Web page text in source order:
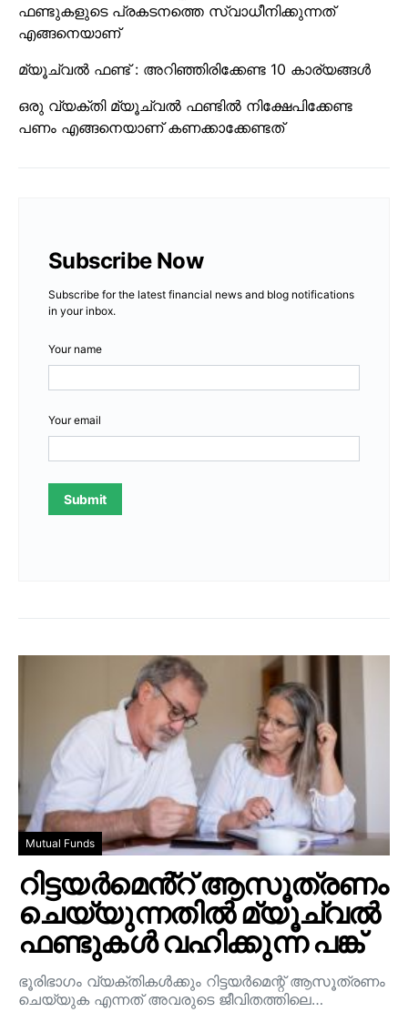
ഫണ്ടുകളുടെ പ്രകടനത്തെ സ്വാധീനിക്കുന്നത്
എങ്ങനെയാണ്
മ്യൂച്വൽ ഫണ്ട് : അറിഞ്ഞിരിക്കേണ്ട 10 കാര്യങ്ങൾ
ഒരു വ്യക്തി മ്യൂച്വൽ ഫണ്ടിൽ നിക്ഷേപിക്കേണ്ട
പണം എങ്ങനെയാണ് കണക്കാക്കേണ്ടത്
Subscribe Now
Subscribe for the latest financial news and blog notifications
in your inbox.
Your name
Your email
Mutual Funds
റിട്ടയർമെൻ്റ് ആസൂത്രണം
ചെയ്യുന്നതിൽ മ്യൂച്വൽ
ഫണ്ടുകൾ വഹിക്കുന്ന പങ്ക്
ഭൂരിഭാഗം വ്യക്തികൾക്കും റിട്ടയർമെന്റ് ആസൂത്രണം
ചെയ്യുക എന്നത് അവരുടെ ജീവിതത്തിലെ…